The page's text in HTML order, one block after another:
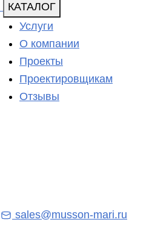
КАТАЛОГ
Услуги
О компании
Проекты
Проектировщикам
Отзывы
sales@musson-mari.ru